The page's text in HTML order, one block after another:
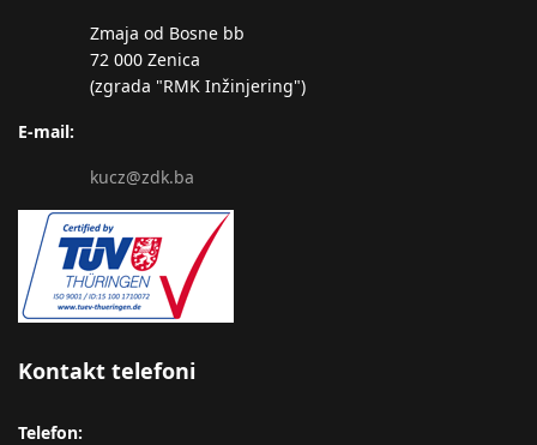
Zmaja od Bosne bb
72 000 Zenica
(zgrada "RMK Inžinjering")
E-mail:
kucz@zdk.ba
Kontakt telefoni
Telefon: